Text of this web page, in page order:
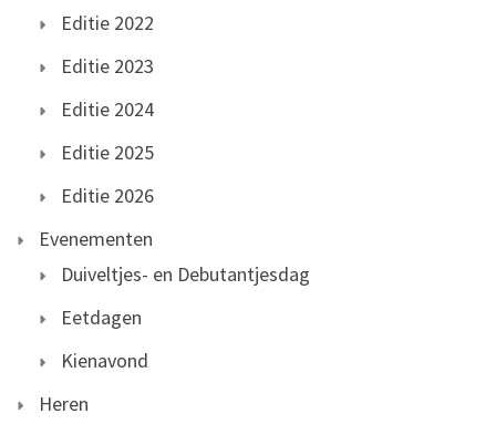
Editie 2022
Editie 2023
Editie 2024
Editie 2025
Editie 2026
Evenementen
Duiveltjes- en Debutantjesdag
Eetdagen
Kienavond
Heren